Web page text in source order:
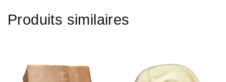
Produits similaires